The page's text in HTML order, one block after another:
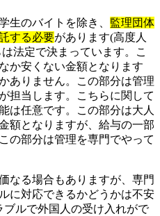
生のバイトを除き、 監理団体
する必要があります(高度人
法定で決まっています。こ
か安くない金額となります
ありません。この部分は管理
担当します。こちらに関して
は任意です。この部分は大人
額となりますが、給与の一部
の部分は管理を専門でやって
なる場合もありますが、専門
に対応できるかどうかは不安
ルで外国人の受け入れがで